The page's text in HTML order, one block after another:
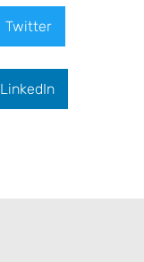
Twitter
LinkedIn